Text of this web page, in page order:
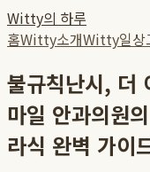
Witty의 하루
홈Witty소개Witty일상
불규칙난시, 더
마일 안과의원
라식 완벽 가이